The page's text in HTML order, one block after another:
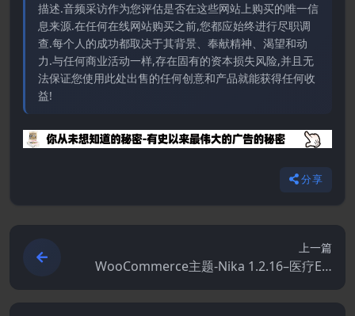
描述.音频采访作为您评估是否在这些网站上购买的唯一信
息来源.在任何在线网站购买之前,您都应始终进行尽职调
查.每个人的成功都取决于其背景、奉献精神、渴望和动
力.与任何商业活动一样,存在固有的资本损失风险,并且无
法保证您使用此处出售的任何创意和产品就能获得任何收
益!
分享
上一篇
WooCommerce主题-Nika 1.2.16–医疗Ele
mentor WooCommerce主题